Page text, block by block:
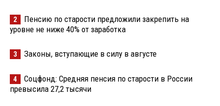
2
Пенсию по старости предложили закрепить на
уровне не ниже 40% от заработка
3 Законы, вступающие в силу в августе
4
Соцфонд: Средняя пенсия по старости в России
превысила 27,2 тысячи